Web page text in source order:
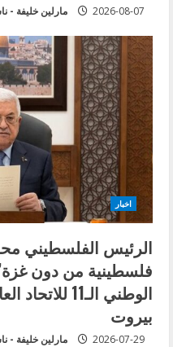
مارلين خليفة - 2026-08-07
اخبار
الرئيس الفلسطيني
فلسطينية من دون
الوطني الـ11
بيروت
مارلين خليفة - 2026-07-29